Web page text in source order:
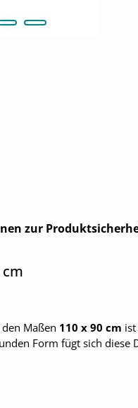
zur
Maßen 110 x 90 cm
Form fügt sich